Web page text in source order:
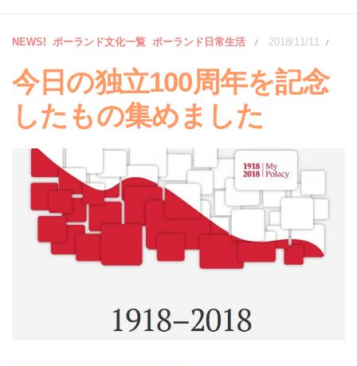
NEWS! ポーランド文化一覧 ポーランド日常生活 / 2018/11/11 /
今日の独立100周年を記念
したもの集めました